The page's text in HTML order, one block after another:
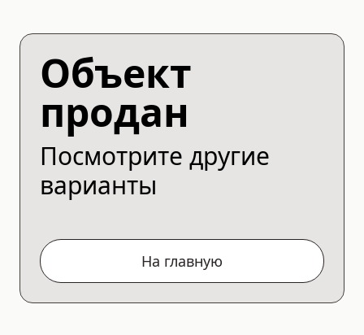
Объект
продан
Посмотрите другие
варианты
На главную